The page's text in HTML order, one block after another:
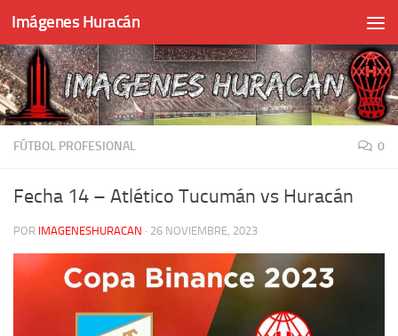
Skip to content
Imágenes Huracán
FÚTBOL PROFESIONAL 0
Fecha 14 – Atlético Tucumán vs Huracán
POR IMAGENESHURACAN · 26 NOVIEMBRE, 2023